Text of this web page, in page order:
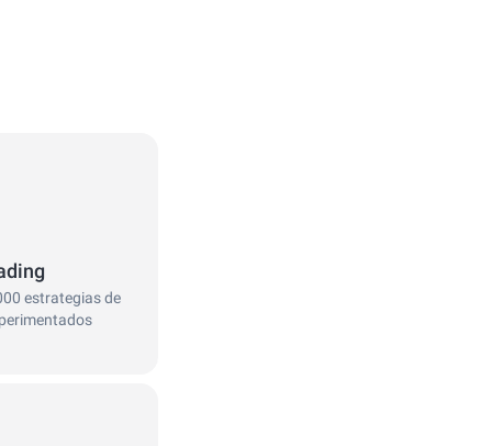
estrategias de